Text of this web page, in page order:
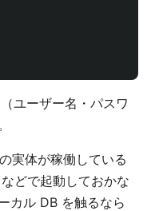
ユーザー名・パスワ
実体が稼働している
などで起動しておかな
カル DB を触るなら